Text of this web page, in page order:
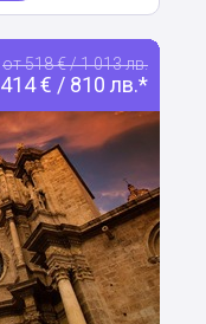
от 518 € / 1 013 лв.
414 € / 810 лв.*